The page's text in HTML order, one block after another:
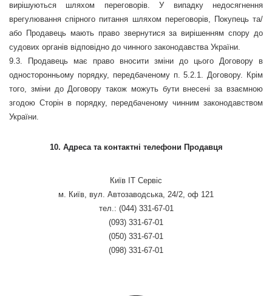
вирішуються шляхом переговорів. У випадку недосягнення
врегулювання спірного питання шляхом переговорів, Покупець та/
або Продавець мають право звернутися за вирішенням спору до
судових органів відповідно до чинного законодавства України.
9.3. Продавець має право вносити зміни до цього Договору в
односторонньому порядку, передбаченому п. 5.2.1. Договору. Крім
того, зміни до Договору також можуть бути внесені за взаємною
згодою Сторін в порядку, передбаченому чинним законодавством
України.
10. Адреса та контактні телефони Продавця
Київ ІТ Сервіс
м. Київ, вул. Автозаводська, 24/2, оф 121
тел.: (044) 331-67-01
(093) 331-67-01
(050) 331-67-01
(098) 331-67-01